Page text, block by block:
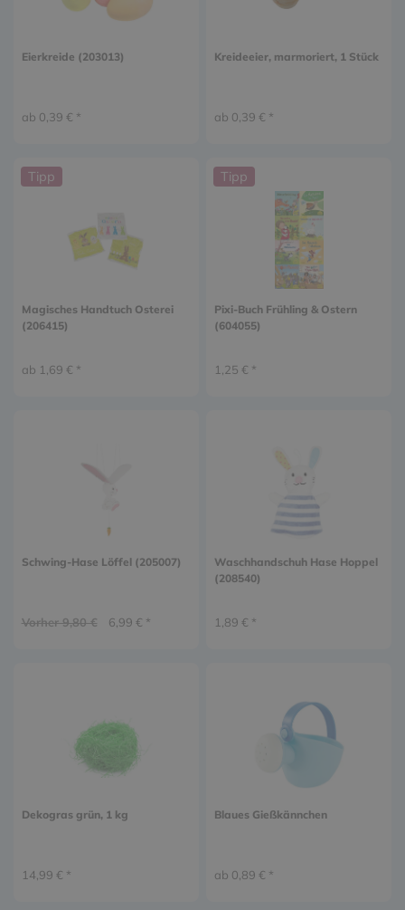
Eierkreide (203013)
ab 0,39 € *
Kreideeier, marmoriert, 1 Stück
ab 0,39 € *
Tipp
Magisches Handtuch Osterei
(206415)
ab 1,69 € *
Tipp
Pixi-Buch Frühling & Ostern
(604055)
1,25 € *
Schwing-Hase Löffel (205007)
Vorher 9,80 € 6,99 € *
Waschhandschuh Hase Hoppel
(208540)
1,89 € *
Dekogras grün, 1 kg
14,99 € *
Blaues Gießkännchen
ab 0,89 € *